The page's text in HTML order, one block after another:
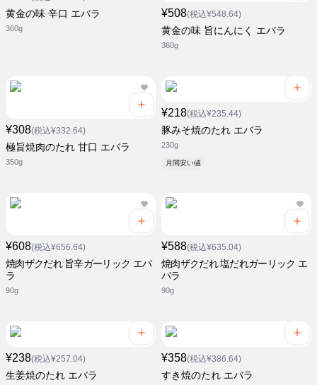
黄金の味 辛口 エバラ
360g
¥508(税込¥548.64)
黄金の味 旨にんにく エバラ
360g
¥308(税込¥332.64)
極旨焼肉のたれ 甘口 エバラ
350g
¥218(税込¥235.44)
豚みそ焼のたれ エバラ
230g
月間安い値
¥608(税込¥656.64)
焼肉ザクだれ 旨辛ガーリック エバ
ラ
90g
¥588(税込¥635.04)
焼肉ザクだれ 塩だれガーリック エ
バラ
90g
¥238(税込¥257.04)
生姜焼のたれ エバラ
¥358(税込¥386.64)
すき焼のたれ エバラ